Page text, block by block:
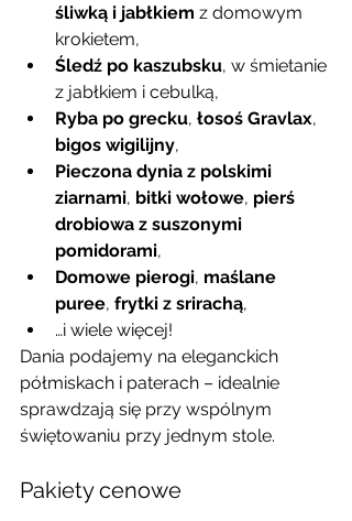
śliwką i jabłkiem z domowym
krokietem,
Śledź po kaszubsku, w śmietanie
z jabłkiem i cebulką,
Ryba po grecku, łosoś Gravlax,
bigos wigilijny,
Pieczona dynia z polskimi
ziarnami, bitki wołowe, pierś
drobiowa z suszonymi
pomidorami,
Domowe pierogi, maślane
puree, frytki z srirachą,
…i wiele więcej!
Dania podajemy na eleganckich
półmiskach i paterach – idealnie
sprawdzają się przy wspólnym
świętowaniu przy jednym stole.
Pakiety cenowe